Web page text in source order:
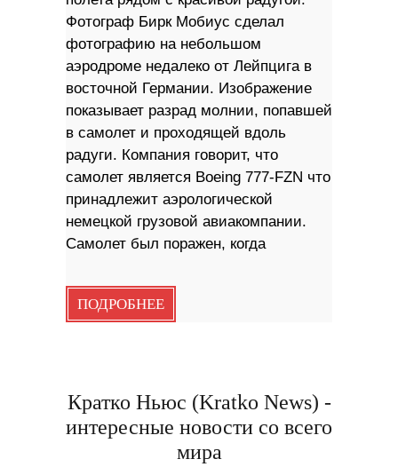
Фотограф Бирк Мобиус сделал
фотографию на небольшом
аэродроме недалеко от Лейпцига в
восточной Германии. Изображение
показывает разрад молнии, попавшей
в самолет и проходящей вдоль
радуги. Компания говорит, что
самолет является Boeing 777-FZN что
принадлежит аэрологической
немецкой грузовой авиакомпании.
Самолет был поражен, когда
ПОДРОБНЕЕ
Кратко Ньюс (Kratko News) -
интересные новости со всего
мира